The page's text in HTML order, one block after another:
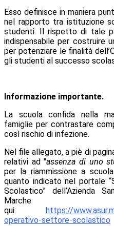
Esso definisce in maniera
nel rapporto tra istituzione
studenti. Il rispetto di tale
indispensabile per costruire
per potenziare le finalità
gli studenti al successo
Informazione importante.
La scuola confida nella
famiglie per contrastare
così rischio di infezione.
Nel file allegato, a piè di
relativi ad "assenza di uno
per la riammissione a
quanto indicato nel portale
Scolastico” dell’Azienda
Marche
qui:
https://
operativo-settore-scolastico